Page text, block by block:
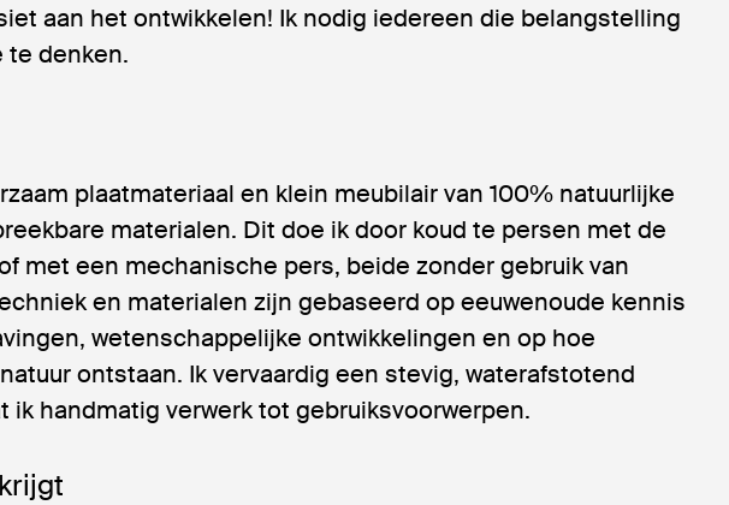
aan het ontwikkelen! Ik nodig iedereen die belangstelling
te denken.
plaatmateriaal en klein meubilair van 100% natuurlijke
materialen. Dit doe ik door koud te persen met de
met een mechanische pers, beide zonder gebruik van
en materialen zijn gebaseerd op eeuwenoude kennis
wetenschappelijke ontwikkelingen en op hoe
ontstaan. Ik vervaardig een stevig, waterafstotend
ik handmatig verwerk tot gebruiksvoorwerpen.